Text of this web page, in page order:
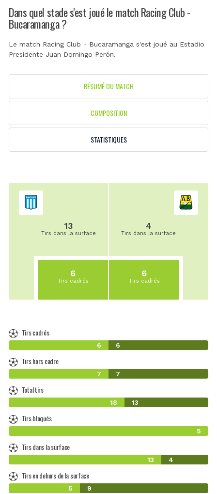
Dans quel stade s'est joué le match Racing Club -
Bucaramanga ?
Le match Racing Club - Bucaramanga s'est joué au Estadio
Presidente Juan Domingo Perón.
RÉSUMÉ DU MATCH
COMPOSITION
STATISTIQUES
13
Tirs dans la surface
6
Tirs cadrés
4
Tirs dans la surface
6
Tirs cadrés
Tirs cadrés
6 6
Tirs hors cadre
7 7
Total tirs
18 13
Tirs bloqués
5
Tirs dans la surface
13 4
Tirs en dehors de la surface
5 9